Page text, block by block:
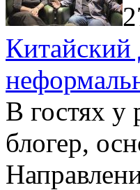
В гостях
блогер,